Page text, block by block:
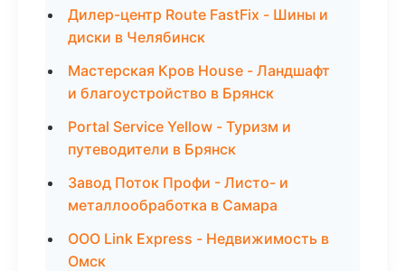
Дилер-центр Route FastFix - Шины и
диски в Челябинск
Мастерская Кров House - Ландшафт
и благоустройство в Брянск
Portal Service Yellow - Туризм и
путеводители в Брянск
Завод Поток Профи - Листо- и
металлообработка в Самара
ООО Link Express - Недвижимость в
Омск